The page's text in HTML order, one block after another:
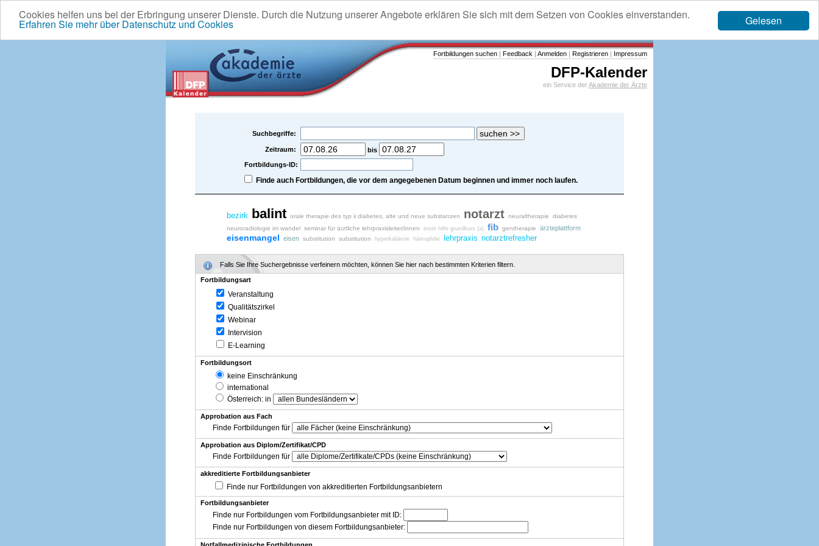
Gelesen
Cookies helfen uns bei der Erbringung unserer Dienste. Durch die Nutzung unserer Angebote erklären Sie sich mit dem Setzen von Cookies einverstanden.
Erfahren Sie mehr über Datenschutz und Cookies
Fortbildungen suchen | Feedback | Anmelden | Registrieren | Impressum
DFP-Kalender
ein Service derAkademie der Ärzte
Suchbegriffe:
Zeitraum:
bis
Fortbildungs-ID:
Finde auch Fortbildungen, die vor dem angegebenen Datum beginnen und immer noch laufen.
bezirk balint orale therapie des typ ii diabetes, alte und neue substanzen notarzt neuraltherapie
diabetes
neuroradiologie im wandel seminar für ärztliche lehrpraxisleiter/innen erste hilfe grundkurs (a) fib gentherapie ärzteplattform
eisenmangel eisen substitution substitution hyperkaliämie hämophilie lehrpraxis notarztrefresher
Falls Sie Ihre Suchergebnisse verfeinern möchten, können Sie hier nach bestimmten Kriterien filtern.
Fortbildungsart
Veranstaltung
Qualitätszirkel
Webinar
Intervision
E-Learning
Fortbildungsort
keine Einschränkung
international
Österreich: in
Approbation aus Fach
Finde Fortbildungen für
Approbation aus Diplom/Zertifikat/CPD
Finde Fortbildungen für
akkreditierte Fortbildungsanbieter
Finde nur Fortbildungen von akkreditierten Fortbildungsanbietern
Fortbildungsanbieter
Finde nur Fortbildungen vom Fortbildungsanbieter mit ID:
Finde nur Fortbildungen von diesem Fortbildungsanbieter: